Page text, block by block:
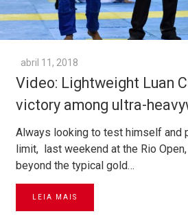
abril 11, 2018
Video: Lightweight Luan
victory among ultra-
Always looking to test himself and
limit, last weekend at the Rio
beyond the typical gold…
LEIA MAIS